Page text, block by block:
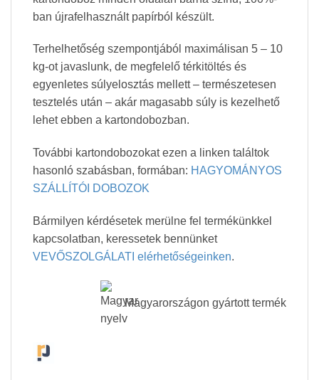
ban újrafelhasznált papírból készült.
Terhelhetőség szempontjából maximálisan 5 – 10
kg-ot javaslunk, de megfelelő térkitöltés és
egyenletes súlyelosztás mellett – természetesen
tesztelés után – akár magasabb súly is kezelhető
lehet ebben a kartondobozban.
További kartondobozokat ezen a linken találtok
hasonló szabásban, formában: HAGYOMÁNYOS
SZÁLLÍTÓI DOBOZOK
Bármilyen kérdésetek merülne fel termékünkkel
kapcsolatban, keressetek bennünket
VEVŐSZOLGÁLATI elérhetőségeinken.
Magyarországon gyártott termék